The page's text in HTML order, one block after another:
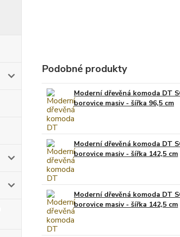
Podobné produkty
Moderní dřevěná komoda DT
borovice masiv - šířka 96,5 cm
Moderní dřevěná komoda DT
borovice masiv - šířka 142,5 cm
Moderní dřevěná komoda DT
borovice masiv - šířka 142,5 cm